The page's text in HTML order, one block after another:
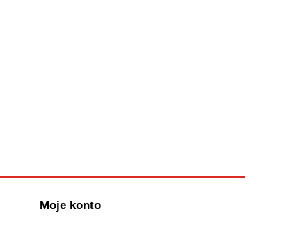
Moje konto